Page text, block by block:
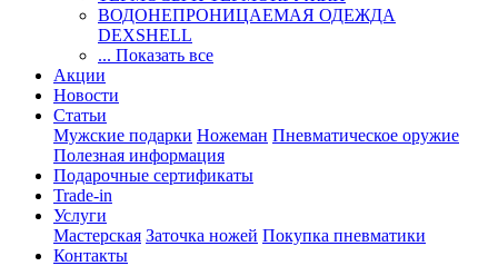
ВОДОНЕПРОНИЦАЕМАЯ ОДЕЖДА
DEXSHELL
... Показать все
Акции
Новости
Статьи
Мужские подарки Ножеман Пневматическое оружие
Полезная информация
Подарочные сертификаты
Trade-in
Услуги
Мастерская Заточка ножей Покупка пневматики
Контакты